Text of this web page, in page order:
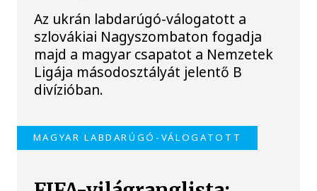
Az ukrán labdarúgó-válogatott a
szlovákiai Nagyszombaton fogadja
majd a magyar csapatot a Nemzetek
Ligája másodosztályát jelentő B
divízióban.
MAGYAR LABDARÚGÓ-VÁLOGATOTT